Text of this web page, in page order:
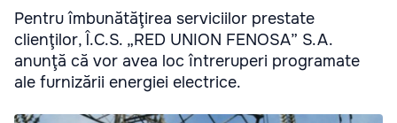
Pentru îmbunătăţirea serviciilor prestate
clienţilor, Î.C.S. „RED UNION FENOSA” S.A.
anunţă că vor avea loc întreruperi programate
ale furnizării energiei electrice.